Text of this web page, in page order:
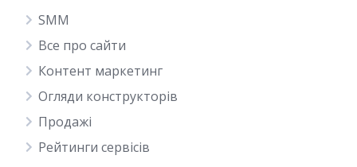
SMM
Все про сайти
Контент маркетинг
Огляди конструкторів
Продажі
Рейтинги сервісів